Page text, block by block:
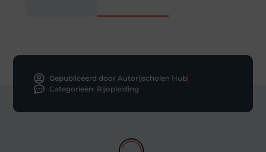
Gepubliceerd door Autorijscholen Hub
Categorieën: Rijopleiding